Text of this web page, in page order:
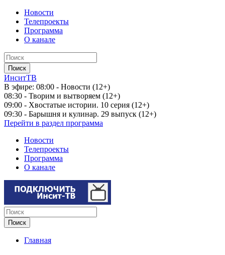
Новости
Телепроекты
Программа
О канале
ИнситТВ
В эфире: 08:00 - Новости (12+)
08:30 - Творим и вытворяем (12+)
09:00 - Хвостатые истории. 10 серия (12+)
09:30 - Барышня и кулинар. 29 выпуск (12+)
Перейти в раздел программа
Новости
Телепроекты
Программа
О канале
Главная